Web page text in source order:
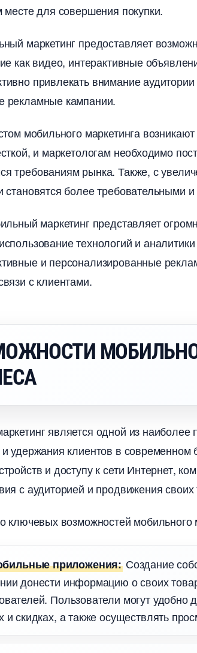
для совершения покупки.
маркетинг предоставляет
как видео, интерактивные
привлекать внимание
кампании.
мобильного маркетинга
и маркетологам необходимо
требованиям рынка. Также, с
становятся более
маркетинг представляет
технологий и
и персонализированные
с клиентами.
является одной из
удержания клиентов в
и доступу к сети Интернет,
с аудиторией и продвижения своих
ключевых возможностей мобильного
приложения: Создание
донести информацию о своих
Пользователи могут
и скидках, а также осуществлять